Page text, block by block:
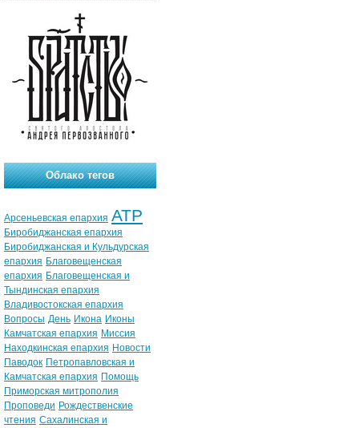
Облако тегов
Арсеньевская епархия АТР
Биробиджанская епархия
Биробиджанская и Кульдурская
епархия Благовещенская
епархия Благовещенская и
Тындинская епархия
Владивостокская епархия
Вопросы День Икона Иконы
Камчатская епархия Миссия
Находкинская епархия Новости
Паводок Петропавловская и
Камчатская епархия Помощь
Приморская митрополия
Проповеди Рождественские
чтения Сахалинская и